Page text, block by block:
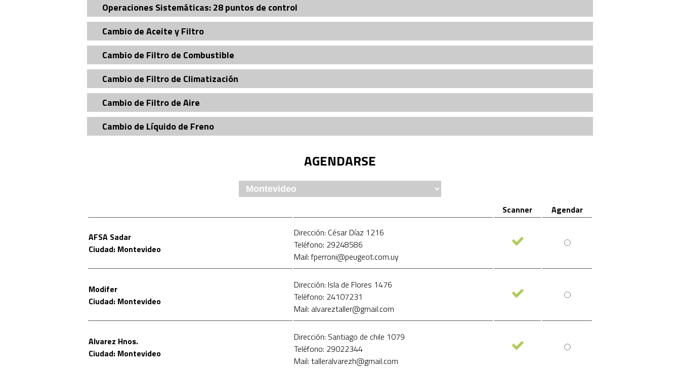
Operaciones Sistemáticas: 28 puntos de control
Cambio de Aceite y Filtro
Cambio de Filtro de Combustible
Cambio de Filtro de Climatización
Cambio de Filtro de Aire
Cambio de Lí­quido de Freno
AGENDARSE
Scanner Agendar
AFSA Sadar
Ciudad: Montevideo
Dirección: César Díaz 1216
Teléfono: 29248586
Mail: fperroni@peugeot.com.uy
Modifer
Ciudad: Montevideo
Dirección: Isla de Flores 1476
Teléfono: 24107231
Mail: alvareztaller@gmail.com
Alvarez Hnos.
Ciudad: Montevideo
Dirección: Santiago de chile 1079
Teléfono: 29022344
Mail: talleralvarezh@gmail.com